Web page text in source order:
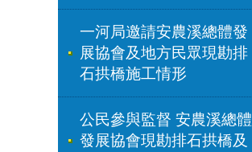
一河局邀請安農溪總體發
展協會及地方民眾現勘排
石拱橋施工情形
公民參與監督 安農溪總體
發展協會現勘排石拱橋及